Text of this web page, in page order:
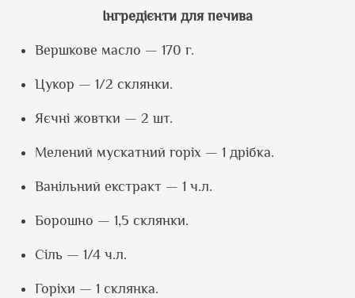
Інгредієнти для печива
Вершкове масло — 170 г.
Цукор — 1/2 склянки.
Яєчні жовтки — 2 шт.
Мелений мускатний горіх — 1 дрібка.
Ванільний екстракт — 1 ч.л.
Борошно — 1,5 склянки.
Сіль — 1/4 ч.л.
Горіхи — 1 склянка.